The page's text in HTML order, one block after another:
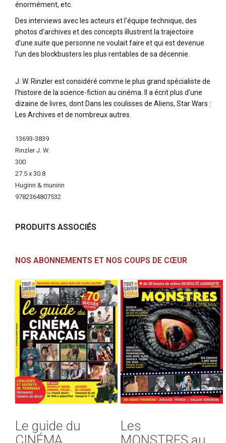
énormément, etc.
Des interviews avec les acteurs et l’équipe technique, des
photos d’archives et des concepts illustrent la trajectoire
d’une suite que personne ne voulait faire et qui est devenue
l’un des blockbusters les plus rentables de sa décennie.
J. W. Rinzler est considéré comme le plus grand spécialiste de
l’histoire de la science-fiction au cinéma. Il a écrit plus d’une
dizaine de livres, dont Dans les coulisses de Aliens, Star Wars :
Les Archives et de nombreux autres.
Plus
d'infos
13693-3839
Rinzler J. W.
300
27.5 x 30.8
Huginn & muninn
9782364807532
PRODUITS ASSOCIÉS
NOS ABONNEMENTS ET NOS COUPS DE CŒUR
Le guide du
CINÉMA
Les
MONSTRES au